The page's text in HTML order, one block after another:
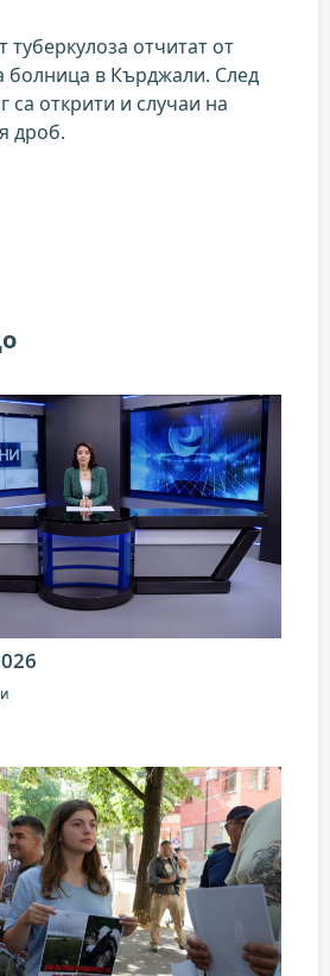
туберкулоза отчитат от
в Кърджали. След
са открити и случаи на
дроб.